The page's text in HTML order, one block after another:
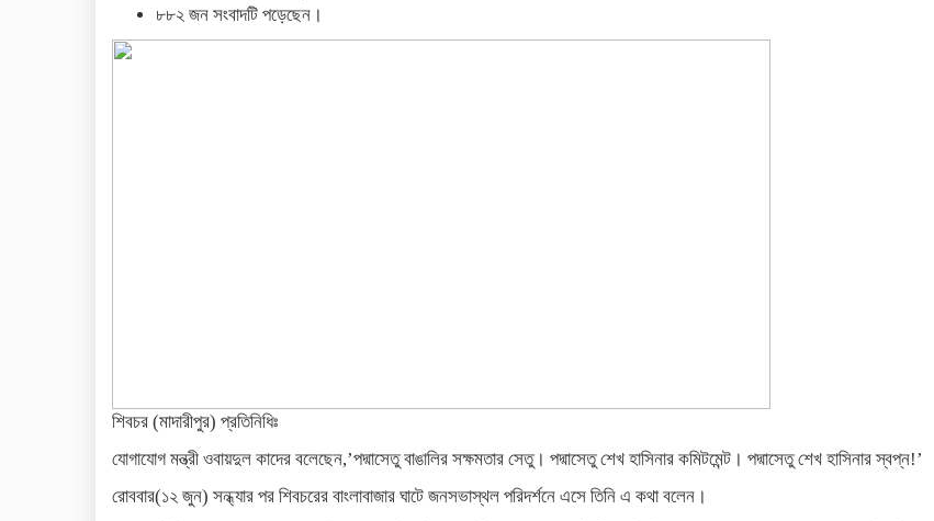
৮৮২ জন সংবাদটি পড়েছেন।
শিবচর (মাদারীপুর) প্রতিনিধিঃ
যোগাযোগ মন্ত্রী ওবায়দুল কাদের বলেছেন,’পদ্মাসেতু বাঙালির সক্ষমতার সেতু। পদ্মাসেতু শেখ হাসিনার কমিটমেন্ট। পদ্মাসেতু শেখ হাসিনার স্বপ্ন!’
রোববার(১২ জুন) সন্ধ্যার পর শিবচরের বাংলাবাজার ঘাটে জনসভাস্থল পরিদর্শনে এসে তিনি এ কথা বলেন।